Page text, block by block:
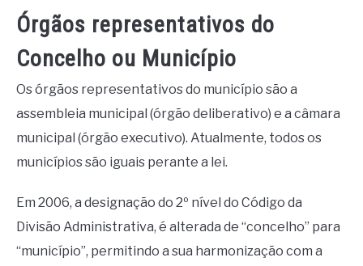
Órgãos representativos do
Concelho ou Município
Os órgãos representativos do município são a
assembleia municipal (órgão deliberativo) e a câmara
municipal (órgão executivo). Atualmente, todos os
municípios são iguais perante a lei.
Em 2006, a designação do 2º nível do Código da
Divisão Administrativa, é alterada de “concelho” para
“município”, permitindo a sua harmonização com a